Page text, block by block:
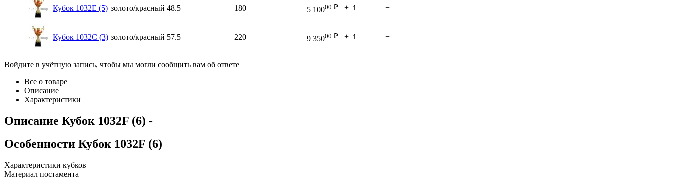
Кубок 1032E (5) золото/красный 48.5 180 5 10000 ₽ + −
Кубок 1032C (3) золото/красный 57.5 220 9 35000 ₽ + −
Войдите в учётную запись, чтобы мы могли сообщить вам об ответе
Все о товаре
Описание
Характеристики
Описание Кубок 1032F (6) -
Особенности Кубок 1032F (6)
Характеристики кубков
Материал постамента